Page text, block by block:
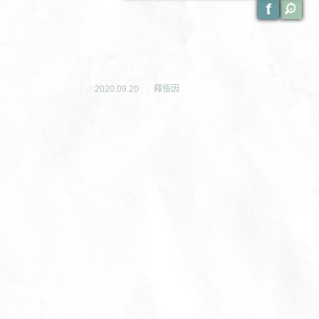
2020.09.20 釋悟因